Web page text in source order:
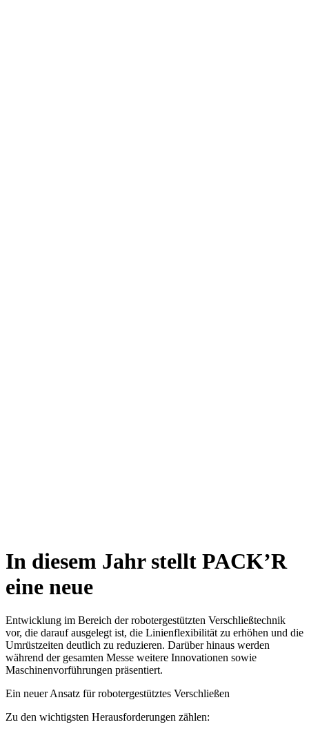
In diesem Jahr stellt PACK’R
eine neue
Entwicklung im Bereich der robotergestützten Verschließtechnik
vor, die darauf ausgelegt ist, die Linienflexibilität zu erhöhen und die
Umrüstzeiten deutlich zu reduzieren. Darüber hinaus werden
während der gesamten Messe weitere Innovationen sowie
Maschinenvorführungen präsentiert.
Ein neuer Ansatz für robotergestütztes Verschließen
Zu den wichtigsten Herausforderungen zählen: